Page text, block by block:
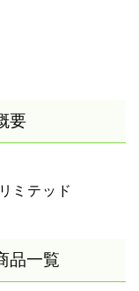
要
ミテッド
品一覧